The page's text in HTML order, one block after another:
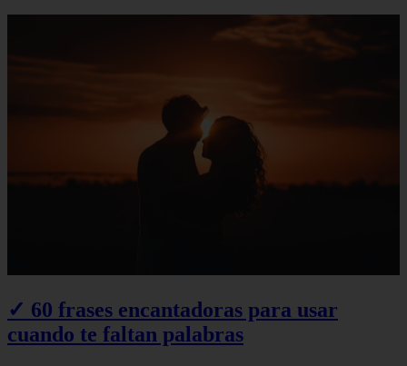
✓ 60 frases encantadoras para usar
cuando te faltan palabras